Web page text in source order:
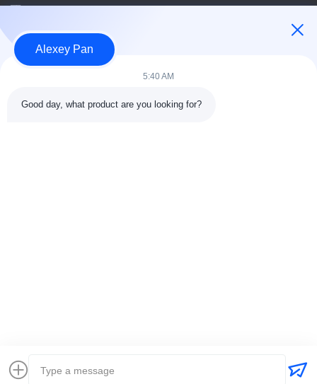
घर
उत्पादों
संपर्क करें
श्रेणियाँ
Technology Co.,Ltd. . सर्वाधिकार सुरक्षित। |
Alexey Pan
5:40 AM
Good day, what product are you looking for?